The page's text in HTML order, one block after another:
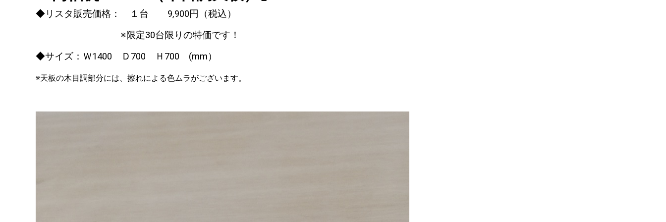
◆リスタ販売価格： １台 9,900円（税込）
※限定30台限りの特価です！
◆サイズ：Ｗ1400 Ｄ700 Ｈ700 (mm）
※天板の木目調部分には、擦れによる色ムラがございます。